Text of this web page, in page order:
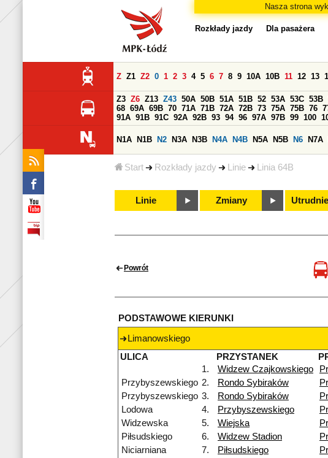
Nasza strona
Start Rozkłady jazdy Linie Linia 64B
Rozkłady jazdy Dla pasażera
Z Z1 Z2 0 1 2 3 4 5 6 7 8 9 10A 10B 11 12 13
Z3 Z6 Z13 Z43 50A 50B 51A 51B 52 53A 53C 53B
68 69A 69B 70 71A 71B 72A 72B 73 75A 75B 76
91A 91B 91C 92A 92B 93 94 96 97A 97B 99 100
N1A N1B N2 N3A N3B N4A N4B N5A N5B N6 N7A
Linie Zmiany
Powrót
PODSTAWOWE KIERUNKI
Limanowskiego
ULICA
PRZYSTANEK
1.
Widzew Czajkowskiego
Przybyszewskiego 2. Rondo Sybiraków
Przybyszewskiego 3. Rondo Sybiraków
Lodowa
4. Przybyszewskiego
Widzewska
5. Wiejska
Piłsudskiego
6. Widzew Stadion
Niciarniana
7. Piłsudskiego